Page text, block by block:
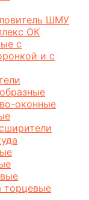
ШМУ
ОК
с
и с
оконные
торцевые